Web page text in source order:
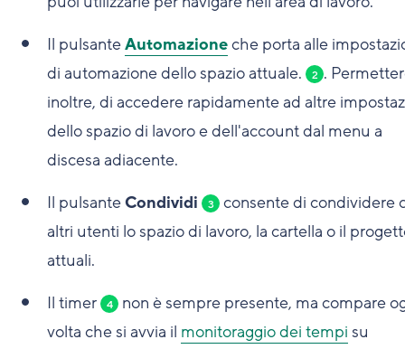
Il pulsanteAutomazioneche porta alle
di automazione dello spazio attuale.
2 .
inoltre, di accedere rapidamente ad altre
dello spazio di lavoro e dell'account dal menu a
discesa adiacente.
Il pulsanteCondividi 3
consente di condividere
altri utenti lo spazio di lavoro, la cartella o il
attuali.
Il timer
4
non è sempre presente, ma compare
volta che si avvia il monitoraggio dei tempi su